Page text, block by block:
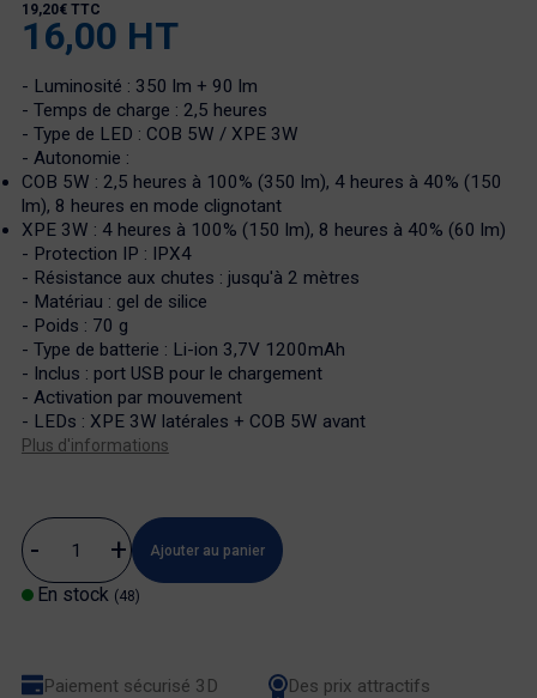
16,00 HT
19,20€ TTC
- Luminosité : 350 lm + 90 lm
- Temps de charge : 2,5 heures
- Type de LED : COB 5W / XPE 3W
- Autonomie :
COB 5W : 2,5 heures à 100% (350 lm), 4 heures à 40% (150
lm), 8 heures en mode clignotant
XPE 3W : 4 heures à 100% (150 lm), 8 heures à 40% (60 lm)
- Protection IP : IPX4
- Résistance aux chutes : jusqu'à 2 mètres
- Matériau : gel de silice
- Poids : 70 g
- Type de batterie : Li-ion 3,7V 1200mAh
- Inclus : port USB pour le chargement
- Activation par mouvement
- LEDs : XPE 3W latérales + COB 5W avant
Plus d'informations
Ajouter au panier
En stock (48)
Paiement sécurisé 3D
Des prix attractifs